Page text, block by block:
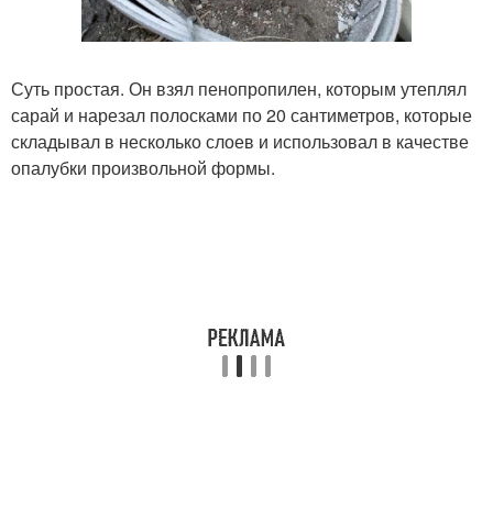
Суть простая. Он взял пенопропилен, которым утеплял
сарай и нарезал полосками по 20 сантиметров, которые
складывал в несколько слоев и использовал в качестве
опалубки произвольной формы.